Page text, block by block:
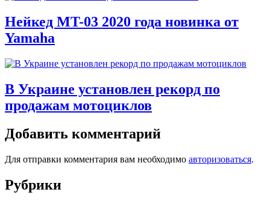
Нейкед MT-03 2020 года новинка от
Yamaha
В Украине установлен рекорд по
продажам мотоциклов
Добавить комментарий
Для отправки комментария вам необходимо авторизоваться.
Рубрики